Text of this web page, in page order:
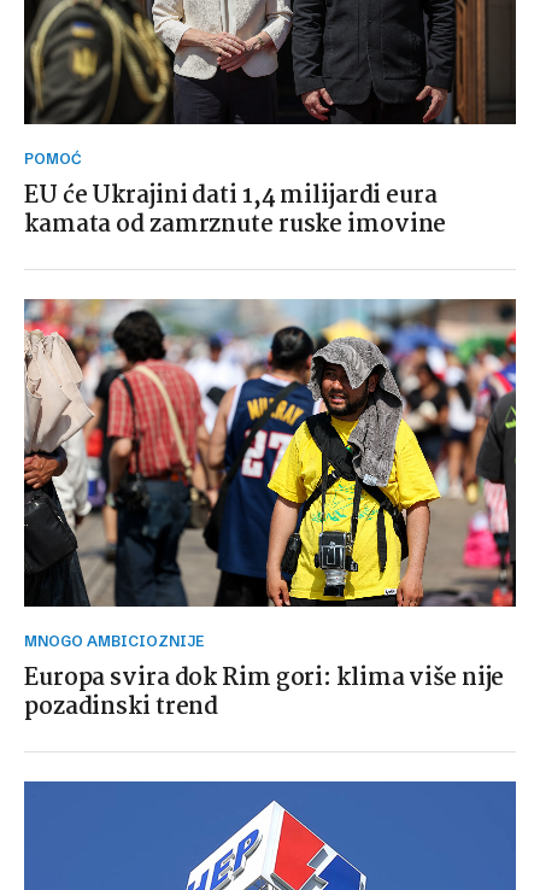
POMOĆ
EU će Ukrajini dati 1,4 milijardi eura
kamata od zamrznute ruske imovine
MNOGO AMBICIOZNIJE
Europa svira dok Rim gori: klima više nije
pozadinski trend